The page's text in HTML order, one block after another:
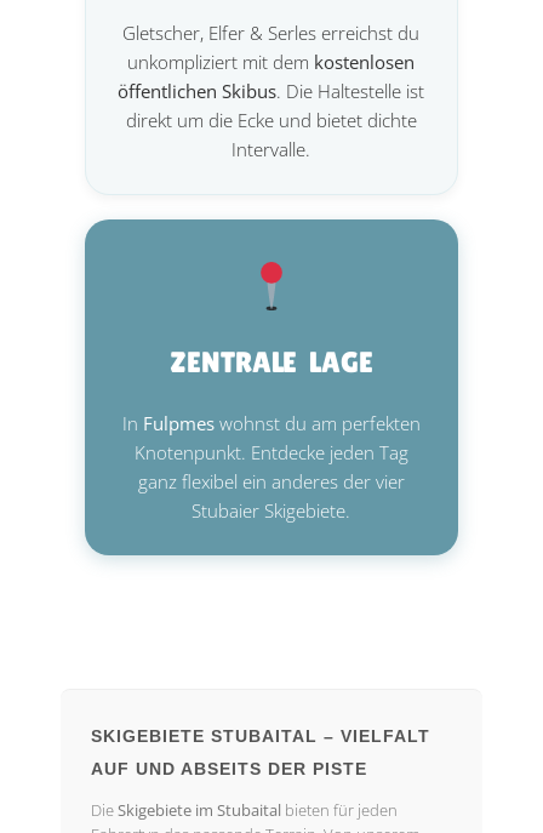
Gletscher, Elfer & Serles erreichst du
unkompliziert mit dem kostenlosen
öffentlichen Skibus. Die Haltestelle ist
direkt um die Ecke und bietet dichte
Intervalle.
ZENTRALE LAGE
In Fulpmeswohnst du am perfekten
Knotenpunkt. Entdecke jeden Tag
ganz flexibel ein anderes der vier
Stubaier Skigebiete.
SKIGEBIETE STUBAITAL – VIELFALT
AUF UND ABSEITS DER PISTE
DieSkigebiete im Stubaital bieten für jeden